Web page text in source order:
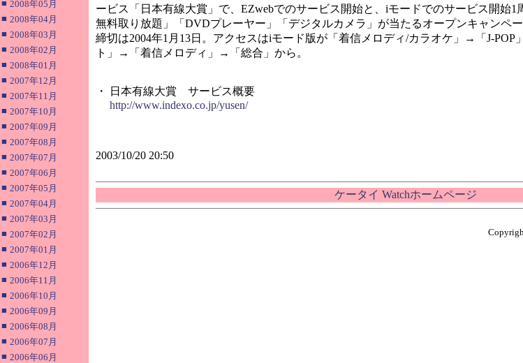
■ 2008年05月
■ 2008年04月
■ 2008年03月
■ 2008年02月
■ 2008年01月
■ 2007年12月
■ 2007年11月
■ 2007年10月
■ 2007年09月
■ 2007年08月
■ 2007年07月
■ 2007年06月
■ 2007年05月
■ 2007年04月
■ 2007年03月
■ 2007年02月
■ 2007年01月
■ 2006年12月
■ 2006年11月
■ 2006年10月
■ 2006年09月
■ 2006年08月
■ 2006年07月
■ 2006年06月
ービス「日本有線大賞」で、EZwebでのサービス開始と、iモードでのサービス開始
無料取り放題」「DVDプレーヤー」「デジタルカメラ」が当たるオープンキャンペ
締切は2004年1月13日。アクセスはiモード版が「着信メロディ/カラオケ」→「J-POP
ト」→「着信メロディ」→「総合」から。
・ 日本有線大賞 サービス概要
http://www.indexo.co.jp/yusen/
2003/10/20 20:50
ケータイ Watchホームページ